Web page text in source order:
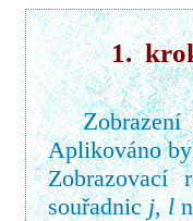
1.
Z
Aplikováno
Zobrazovací
souřadnicj,l